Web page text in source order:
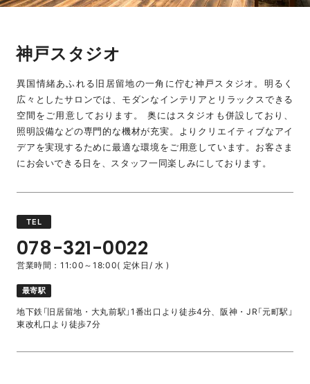
神戸スタジオ
異国情緒あふれる旧居留地の一角に佇む神戸スタジオ。明るく
広々としたサロンでは、モダンなインテリアとリラックスできる
空間をご用意しております。 奥にはスタジオも併設しており、
照明設備などの専門的な機材が充実。よりクリエイティブなアイ
デアを実現するために最適な環境をご用意しています。お客さま
にお会いできる日を、スタッフ一同楽しみにしております。
TEL
078-321-0022
営業時間：11:00～18:00( 定休日/ 水 )
最寄駅
地下鉄「旧居留地・大丸前駅」1番出口より徒歩4分、阪神・JR「元町駅」
東改札口より徒歩7分